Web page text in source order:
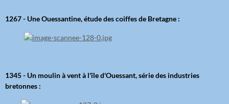
1267 - Une Ouessantine, étude des coiffes de Bretagne :
1345 - Un moulin à vent à l'île d'Ouessant, série des industries
bretonnes :